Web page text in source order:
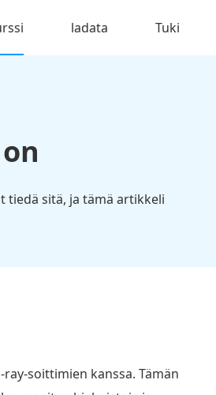
ladata Tuki
tiedä sitä, ja tämä artikkeli
soittimien kanssa. Tämän